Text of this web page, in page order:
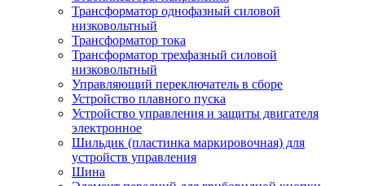
Трансформатор однофазный силовой
низковольтный
Трансформатор тока
Трансформатор трехфазный силовой
низковольтный
Управляющий переключатель в сборе
Устройство плавного пуска
Устройство управления и защиты двигателя
электронное
Шильдик (пластинка маркировочная) для
устройств управления
Шина